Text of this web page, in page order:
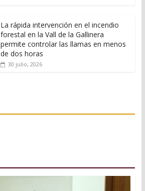
La rápida intervención en el incendio
forestal en la Vall de la Gallinera
permite controlar las llamas en menos
de dos horas
30 julio, 2026